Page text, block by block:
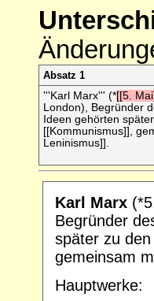
Absatz 1
'''Karl Marx''' (*[[5.
London), Begründer
Ideen gehörten
[[Kommunismus]],
Leninismus]].
Karl Marx
Begründer
später zu
gemeinsam
Hauptwerke: